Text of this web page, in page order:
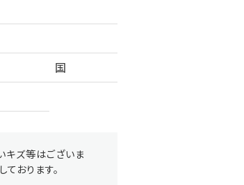
国
キズ等はございま
おります。